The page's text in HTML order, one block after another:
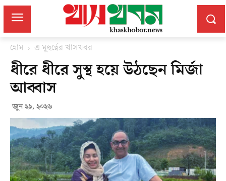
হোম এ মুহুর্ত্বের খাসখবর
ধীরে ধীরে সুস্থ হয়ে উঠছেন মির্জা
আব্বাস
জুন ২৯, ২০২৬